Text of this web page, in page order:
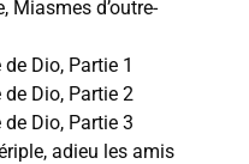
Miasmes d’outre-
Dio, Partie 1
de Dio, Partie 2
Dio, Partie 3
adieu les amis